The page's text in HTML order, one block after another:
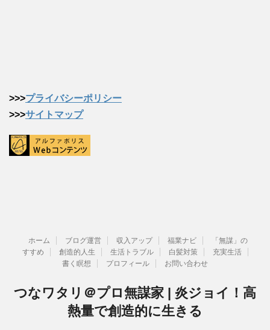
>>>プライバシーポリシー
>>>サイトマップ
ホーム ブログ運営 収入アップ 福業ナビ
「無謀」の
すすめ
創造的人生 生活トラブル 白髪対策
充実生活
書く瞑想
プロフィール お問い合わせ
つなワタリ＠プロ無謀家 | 炎ジョイ！高
熱量で創造的に生きる